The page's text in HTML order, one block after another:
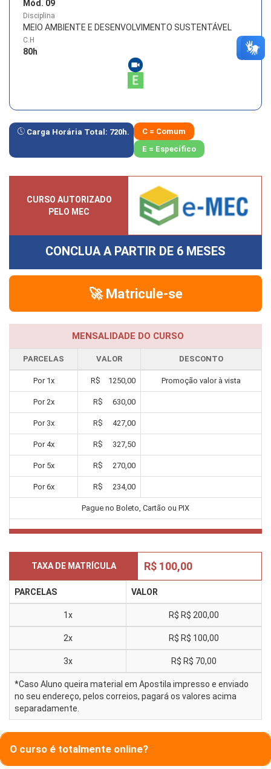
Mód. 09
Disciplina
MEIO AMBIENTE E DESENVOLVIMENTO SUSTENTÁVEL
C.H
80h
Carga Horária Total: 720h.
C = Comum
E = Específico
CURSO AUTORIZADO
PELO MEC
CONCLUA A PARTIR DE 6 MESES
🚀 Matricule-se
MENSALIDADE DO CURSO
PARCELAS VALOR DESCONTO
Por 1x R$ 1250,00 Promoção valor à vista
Por2x R$ 630,00
Por 3x R$ 427,00
Por4x R$ 327,50
Por 5x R$ 270,00
Por6x R$ 234,00
Pague no Boleto, Cartão ou PIX
TAXA DE MATRÍCULA R$ 100,00
PARCELAS VALOR
1x R$ R$ 200,00
2x R$ R$ 100,00
3x R$ R$ 70,00
*Caso Aluno queira material em Apostila impresso e enviado
no seu endereço, pelos correios, pagará os valores acima
separadamente.
O curso é totalmente online?